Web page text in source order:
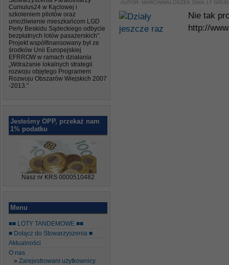
Cumulus24 w Kąclowej i
szkoleniem pilotów oraz
umożliwienie mieszkańcom LGD
Perły Beskidu Sądeckiego odbycie
bezpłatnych lotów pasażerskich”.
Projekt współfinansowany był ze
środków Unii Europejskiej
EFRROW w ramach działania
„Wdrażanie lokalnych strategii
rozwoju objętego Programem
Rozwoju Obszarów Wiejskich 2007
-2013.”
Jesteśmy OPP, przekaż nam
1% podatku
Nasz nr KRS 0000510482
Menu
■■ LOTY TANDEMOWE ■■
■ Dołącz do Stowarzyszenia ■
Aktualności
O nas
Zarejestrowani użytkownicy
AUTOR: MARCINWALOSZEK DNIA 17
Nie tak
http://